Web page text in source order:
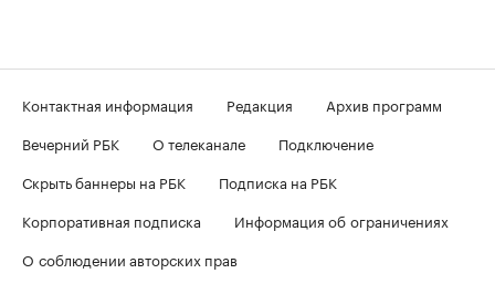
Контактная информация Редакция
Архив программ
Вечерний РБК
О телеканале
Подключение
Скрыть баннеры на РБК
Подписка на РБК
Корпоративная подписка
Информация об ограничениях
О соблюдении авторских прав